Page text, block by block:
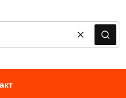
ОчиститьПоиск